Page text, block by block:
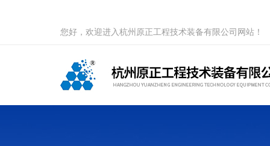
您好，欢迎进入杭州原正工程技术装备有限公司网站！